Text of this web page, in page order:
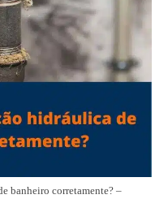
banheiro corretamente? –